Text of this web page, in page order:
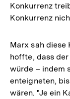
Konkurrenz
Konkurrenz
Marx sah diese
hoffte, dass
würde – indem
enteigneten,
wären. "Je ein